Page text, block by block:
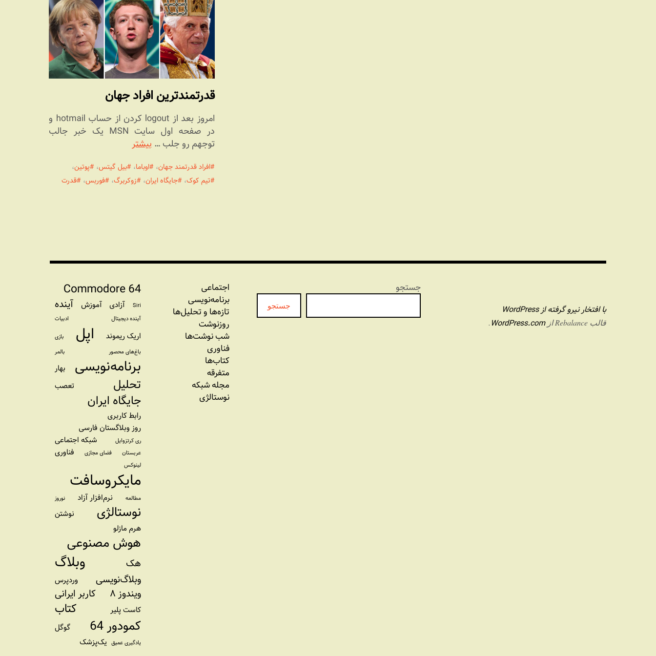
قدرتمندترین افراد جهان
امروز بعد از logout کردن از حساب hotmail و
در صفحه اول سایت MSN یک خبر جالب
توجهم رو جلب …بیشتر
افراد قدرتمند جهان، اوباما، بیل گیتس، پوتین،
تیم کوک، جایگاه ایران، زوکربرگ، فوربس، قدرت
جستجو
جستجو
اجتماعی
برنامه‏‌نویسی
تازه‌‌ها و تحلیل‌ها
روزنوشت
شب نوشت‌ها
فناوری
کتاب‌ها
متفرقه
مجله شبکه
نوستالژی
Commodore 64
Siri آزادی آموزش آینده
آینده دیجیتال ادبیات
اریک ریموند اپل
بازی
باغ‌های محصور
بالمر
برنامه‌نویسی بهار
تحلیل تعصب
جایگاه ایران
رابط کاربری
روز وبلاگستان فارسی
ری کرتزوایل شبکه اجتماعی
عربستان فضای مجازی فناوری
لینوکس
مایکروسافت
مطالعه نرم‌افزار آزاد نوروز
نوستالژی
نوشتن
هرم مازلو
هوش مصنوعی
هک وبلاگ
وبلاگ‌نویسی وردپرس
ویندوز ۸ کاربر ایرانی
کاست پلیر کتاب
کمودور 64 گوگل
یادگیری عمیق یک‌پزشک
با افتخار نیرو گرفته از WordPress
قالب Rebalance از WordPress.com
.